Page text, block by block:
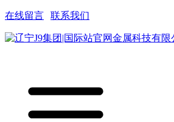
在线留言 联系我们